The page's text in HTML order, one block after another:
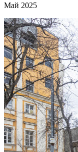
Май 2025